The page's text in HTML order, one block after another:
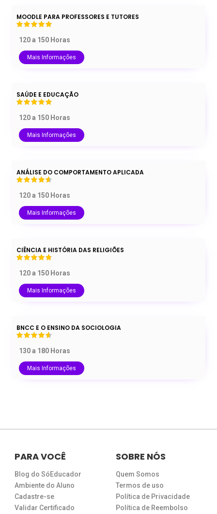
MOODLE PARA PROFESSORES E TUTORES
120 a 150 Horas
Mais Informações
SAÚDE E EDUCAÇÃO
120 a 150 Horas
Mais Informações
ANÁLISE DO COMPORTAMENTO APLICADA
120 a 150 Horas
Mais Informações
CIÊNCIA E HISTÓRIA DAS RELIGIÕES
120 a 150 Horas
Mais Informações
BNCC E O ENSINO DA SOCIOLOGIA
130 a 180 Horas
Mais Informações
PARA VOCÊ
Blog do SóEducador
Ambiente do Aluno
Cadastre-se
Validar Certificado
SOBRE NÓS
Quem Somos
Termos de uso
Política de Privacidade
Política de Reembolso